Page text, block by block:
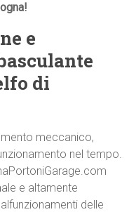
e
di
meccanico,
nel tempo.
e altamente
delle